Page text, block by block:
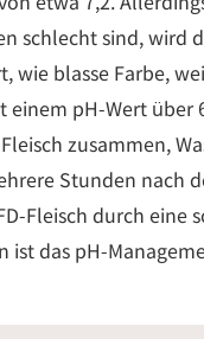
schlecht sind, wird
wie blasse Farbe,
einem pH-Wert
zusammen,
Stunden nach
Fleisch durch
ist das pH-